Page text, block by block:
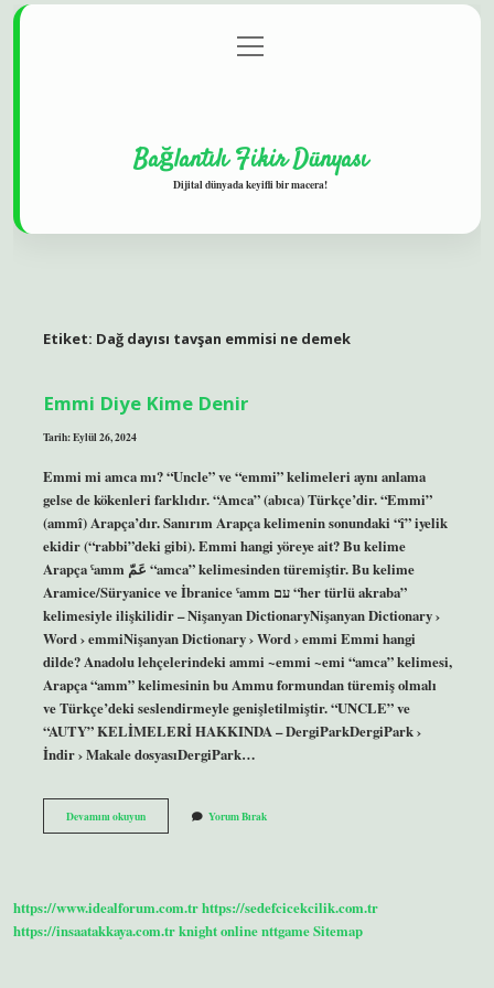
Gizlilik Politikası
menüyü
aç
Bağlantılı Fikir Dünyası
Dijital dünyada keyifli bir macera!
Etiket: Dağ dayısı tavşan emmisi ne demek
Emmi Diye Kime Denir
Tarih: Eylül 26, 2024
Emmi mi amca mı? “Uncle” ve “emmi” kelimeleri aynı anlama
gelse de kökenleri farklıdır. “Amca” (abıca) Türkçe’dir. “Emmi”
(ammî) Arapça’dır. Sanırım Arapça kelimenin sonundaki “î” iyelik
ekidir (“rabbi”deki gibi). Emmi hangi yöreye ait? Bu kelime
Arapça ˁamm عَمّ “amca” kelimesinden türemiştir. Bu kelime
Aramice/Süryanice ve İbranice ˁamm עם “her türlü akraba”
kelimesiyle ilişkilidir – Nişanyan DictionaryNişanyan Dictionary ›
Word › emmiNişanyan Dictionary › Word › emmi Emmi hangi
dilde? Anadolu lehçelerindeki ammi ~emmi ~emi “amca” kelimesi,
Arapça “amm” kelimesinin bu Ammu formundan türemiş olmalı
ve Türkçe’deki seslendirmeyle genişletilmiştir. “UNCLE” ve
“AUTY” KELİMELERİ HAKKINDA – DergiParkDergiPark ›
İndir › Makale dosyasıDergiPark…
Devamını okuyunEmmi
Diye
Yorum Bırak
https://www.idealforum.com.trhttps://sedefcicekcilik.com.tr
https://insaatakkaya.com.trknight onlinenttgameSitemap